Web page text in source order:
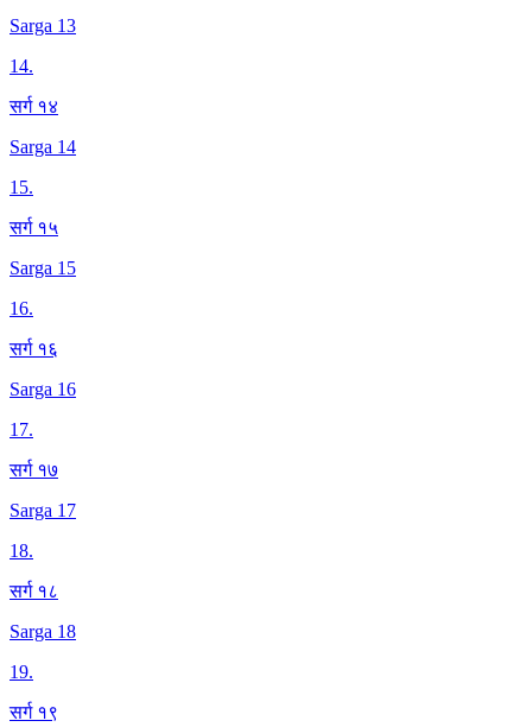
Sarga 13
14.
सर्ग १४
Sarga 14
15.
सर्ग १५
Sarga 15
16.
सर्ग १६
Sarga 16
17.
सर्ग १७
Sarga 17
18.
सर्ग १८
Sarga 18
19.
सर्ग १९